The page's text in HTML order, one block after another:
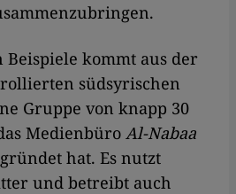
Beispiele kommt aus der
südsyrischen
Gruppe von knapp 30
Medienbüro Al-Nabaa
hat. Es nutzt
und betreibt auch